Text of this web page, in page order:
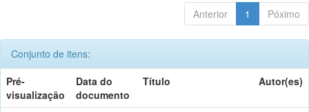
Anterior 1 Póximo
Conjunto de itens:
Pré-
visualização
Data do
documento
Título Autor(es)